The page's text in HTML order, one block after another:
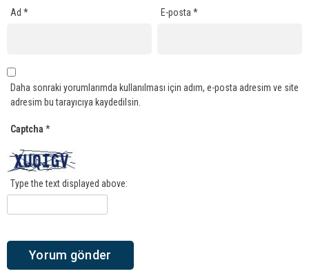
Ad * E-posta*
Daha sonraki yorumlarımda kullanılması için adım, e-posta adresim ve site
adresim bu tarayıcıya kaydedilsin.
Captcha *
Type the text displayed above: